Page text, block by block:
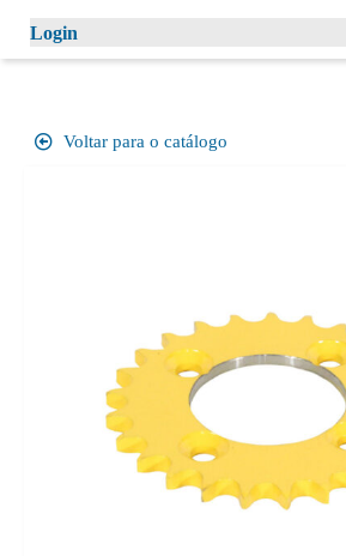
Login
Voltar para o catálogo